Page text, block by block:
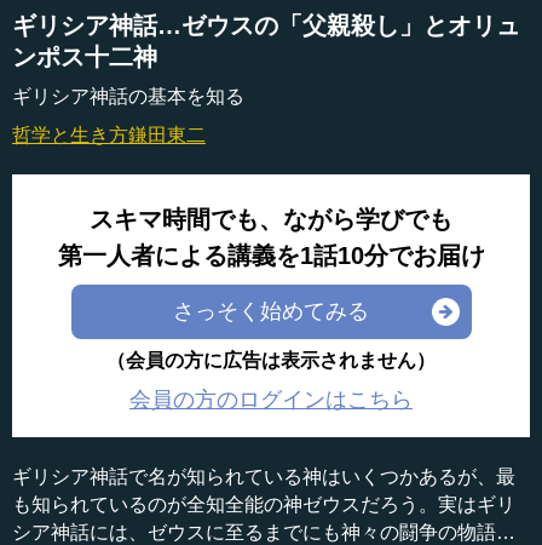
ギリシア神話…ゼウスの「父親殺し」とオリュ
ンポス十二神
ギリシア神話の基本を知る
哲学と生き方鎌田東二
スキマ時間でも、ながら学びでも
第一人者による講義を1話10分でお届け
さっそく始めてみる
（会員の方に広告は表示されません）
会員の方のログインはこちら
ギリシア神話で名が知られている神はいくつかあるが、最
も知られているのが全知全能の神ゼウスだろう。実はギリ
シア神話には、ゼウスに至るまでにも神々の闘争の物語が